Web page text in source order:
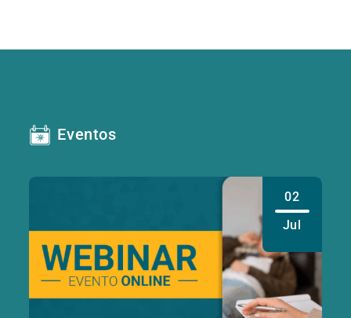
Eventos
02
Jul